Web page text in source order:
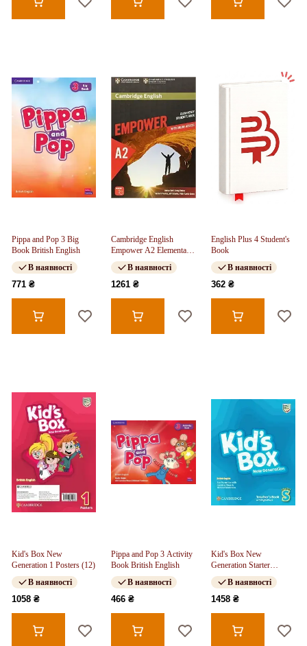
Pippa and Pop 3 Big
Book British English
В наявності
771 ₴
Cambridge English
Empower A2 Elementary
SB with Online
Assessment and Practice,
and Online WB
В наявності
1261 ₴
English Plus 4 Student's
Book
В наявності
362 ₴
Kid's Box New
Generation 1 Posters (12)
В наявності
1058 ₴
Pippa and Pop 3 Activity
Book British English
В наявності
466 ₴
Kid's Box New
Generation Starter
Teacher's Book with
Digital Pack
В наявності
1458 ₴